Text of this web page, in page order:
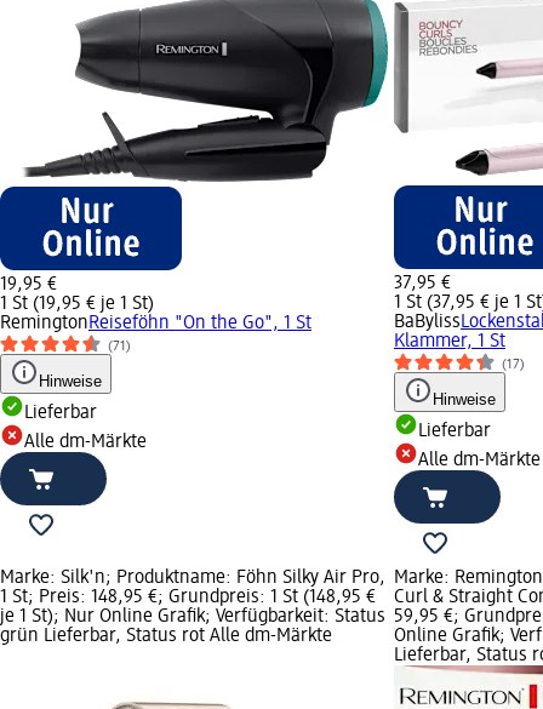
19,95 €
1 St (19,95 € je 1 St)
RemingtonReiseföhn "On the Go", 1 St
(71)
Hinweise
Lieferbar
Alle dm-Märkte
37,95 €
1 St (37,95 € je 1
BaByliss
Klammer, 1 St
(17)
Hinweise
Lieferbar
Alle dm-Märkte
Marke: Silk'n; Produktname: Föhn Silky Air Pro,
1 St; Preis: 148,95 €; Grundpreis: 1 St (148,95 €
je 1 St); Nur Online Grafik; Verfügbarkeit: Status
grün Lieferbar, Status rot Alle dm-Märkte
Marke:
Curl & Straight
59,95 €;
Online Grafik;
Lieferbar, Status